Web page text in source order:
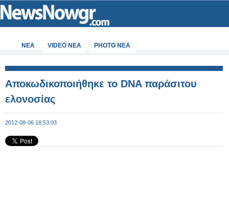
ΝΕΑ VIDEO NEA PHOTO NEA
Αποκωδικοποιήθηκε το DNA παράσιτου
ελονοσίας
2012-08-06 18:53:03